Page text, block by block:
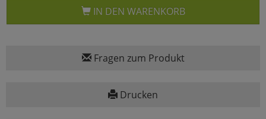
IN DEN WARENKORB
Fragen zum Produkt
Drucken